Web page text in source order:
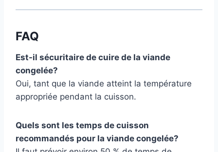
FAQ
Est-il sécuritaire de cuire de la viande
congelée?
Oui, tant que la viande atteint la température
appropriée pendant la cuisson.
Quels sont les temps de cuisson
recommandés pour la viande congelée?